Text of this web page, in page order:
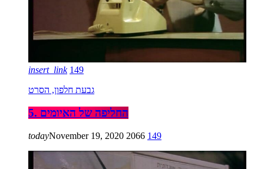
insert_link 149
גבעת חלפון, הסרט
5. החליפה של האיומים
todayNovember 19, 2020 2066 149